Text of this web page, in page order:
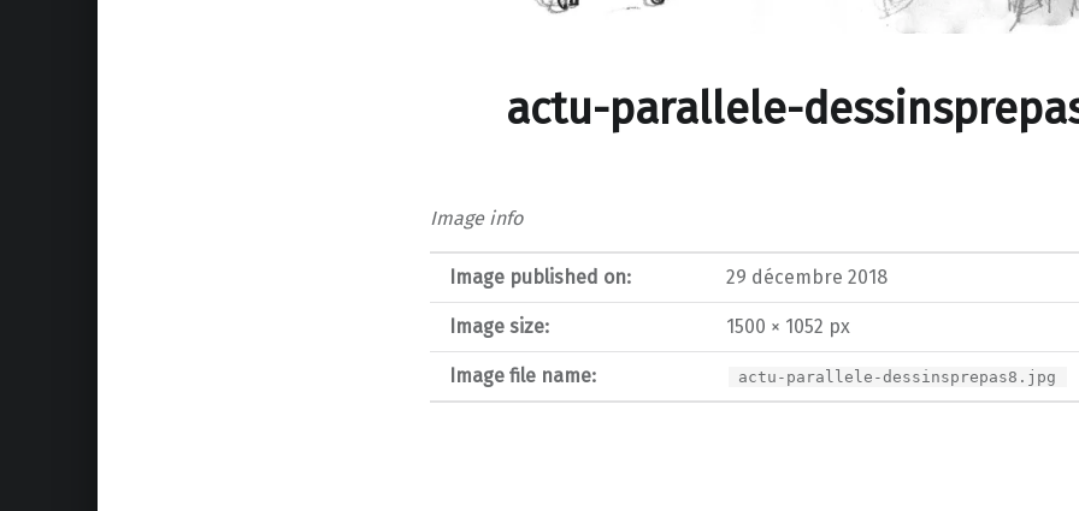
actu-parallele-
Image info
Image published on: 29 décembre 2018
Image size: 1500 × 1052 px
Image file name: actu-parallele-dessinsprepas8.jpg